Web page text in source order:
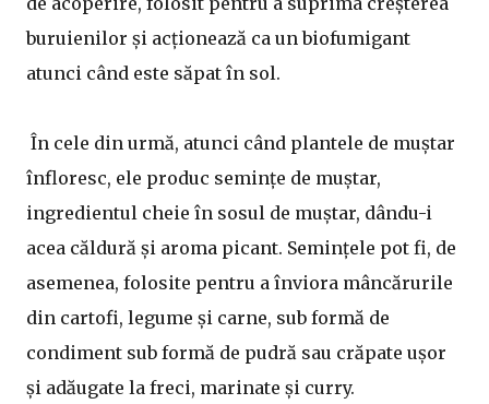
buruienilor și acționează ca un biofumigant
atunci când este săpat în sol.
În cele din urmă, atunci când plantele de muștar
înfloresc, ele produc semințe de muștar,
ingredientul cheie în sosul de muștar, dându-i
acea căldură și aroma picant. Semințele pot fi, de
asemenea, folosite pentru a înviora mâncărurile
din cartofi, legume și carne, sub formă de
condiment sub formă de pudră sau crăpate ușor
și adăugate la freci, marinate și curry.